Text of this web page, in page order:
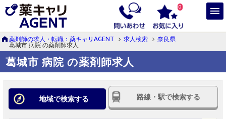
0
薬剤師の求人・転職：薬キャリAGENT 求人検索
奈良県
葛城市 病院 の薬剤師求人
葛城市 病院 の薬剤師求人
地域で検索する 路線・駅で検索する